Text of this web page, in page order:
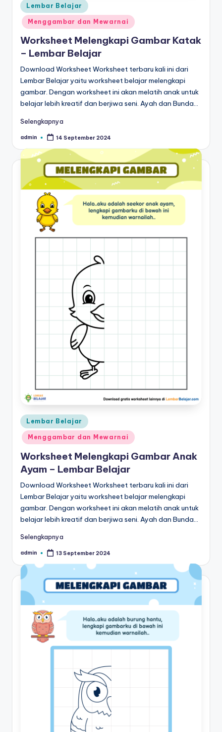
Posted
in
Lembar Belajar
Menggambar dan Mewarnai
Worksheet Melengkapi Gambar Katak
– Lembar Belajar
Download Worksheet Worksheet terbaru kali ini dari
Lembar Belajar yaitu worksheet belajar melengkapi
gambar. Dengan worksheet ini akan melatih anak untuk
belajar lebih kreatif dan berjiwa seni. Ayah dan Bunda…
Selengkapnya
Posted
admin 14 September 2024
Posted
in
Lembar Belajar
Menggambar dan Mewarnai
Worksheet Melengkapi Gambar Anak
Ayam – Lembar Belajar
Download Worksheet Worksheet terbaru kali ini dari
Lembar Belajar yaitu worksheet belajar melengkapi
gambar. Dengan worksheet ini akan melatih anak untuk
belajar lebih kreatif dan berjiwa seni. Ayah dan Bunda…
Selengkapnya
Posted
admin 13 September 2024